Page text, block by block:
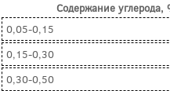
Содержание углерода,
0,05-0,15
0,15-0,30
0,30-0,50